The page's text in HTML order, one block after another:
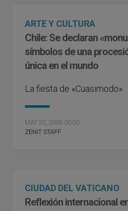
ARTE Y CULTURA
Chile: Se declaran
símbolos de una
única en el mundo
La fiesta de «Cuasimodo»
MAY 30, 2006 00:00
ZENIT STAFF
CIUDAD DEL VATICANO
Reflexión internacional